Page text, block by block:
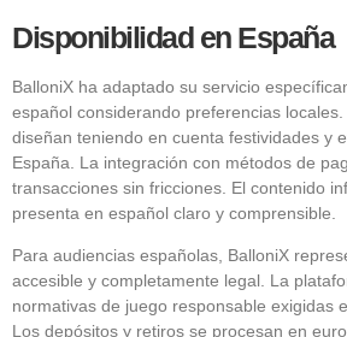
Disponibilidad en España
BalloniX ha adaptado su servicio
español considerando preferencias
diseñan teniendo en cuenta festividades y
España. La integración con métodos de
transacciones sin fricciones. El contenido
presenta en español claro y comprensible.
Para audiencias españolas, BalloniX
accesible y completamente legal. La
normativas de juego responsable exigidas
Los depósitos y retiros se procesan en